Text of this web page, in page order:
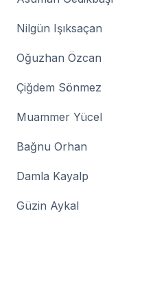
Nilgün Işıksaçan
Oğuzhan Özcan
Çiğdem Sönmez
Muammer Yücel
Bağnu Orhan
Damla Kayalp
Güzin Aykal